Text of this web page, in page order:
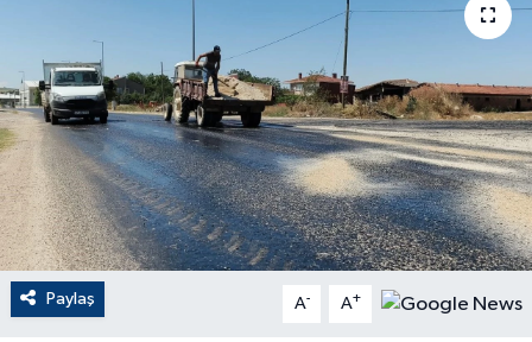
Paylaş A- A+
EKONOMİ
English News
Finans
Flaş Haber
Gayrimenkul